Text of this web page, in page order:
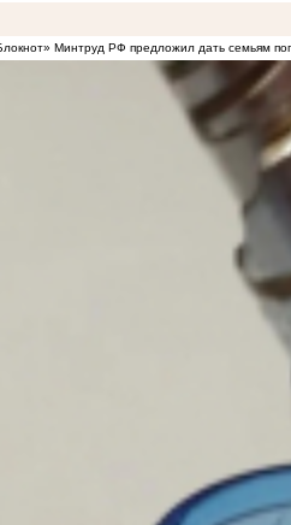
Минтруд РФ предложил дать семьям